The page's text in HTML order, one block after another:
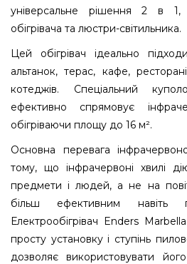
універсальне рішення 2 в 1,
обігрівача та люстри-світильника.
Цей обігрівач ідеально
альтанок, терас, кафе,
котеджів. Спеціальний
ефективно спрямовує
обігріваючи площу до 16 м².
Основна перевага
тому, що інфрачервоні хвилі
предмети і людей, а не на
більш ефективним навіть
Електрообігрівач Enders
просту установку і ступінь
дозволяє використовувати